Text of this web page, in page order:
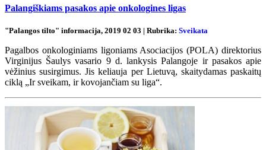
Palangiškiams pasakos apie onkologines ligas
"Palangos tilto" informacija, 2019 02 03 | Rubrika: Sveikata
Pagalbos onkologiniams ligoniams Asociacijos (POLA) direktorius
Virginijus Šaulys vasario 9 d. lankysis Palangoje ir pasakos apie
vėžinius susirgimus. Jis keliauja per Lietuvą, skaitydamas paskaitų
ciklą „Ir sveikam, ir kovojančiam su liga“.